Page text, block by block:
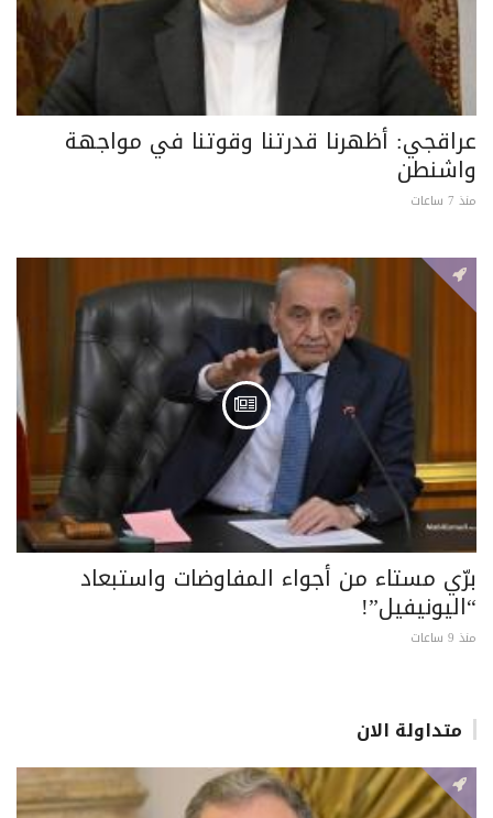
عراقجي: أظهرنا قدرتنا وقوتنا في مواجهة
واشنطن
منذ 7 ساعات
برّي مستاء من أجواء المفاوضات واستبعاد
“اليونيفيل”!
منذ 9 ساعات
متداولة الان